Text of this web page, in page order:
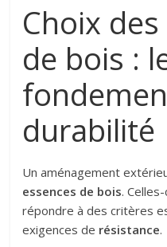
Choix
de bois :
durabilité
Un aménagement
essences de bois.
répondre à des critères
exigences de résistance.